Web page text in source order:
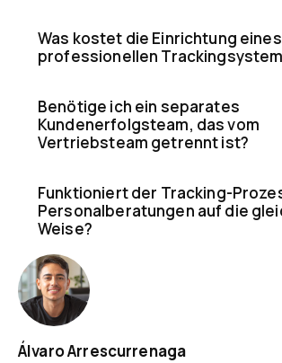
Was kostet die Einrichtung eines
professionellen
Benötige ich ein separates
Kundenerfolgsteam, das vom
Vertriebsteam getrennt ist?
Funktioniert der Tracking-
Personalberatungen auf die
Weise?
Álvaro Arrescurrenaga